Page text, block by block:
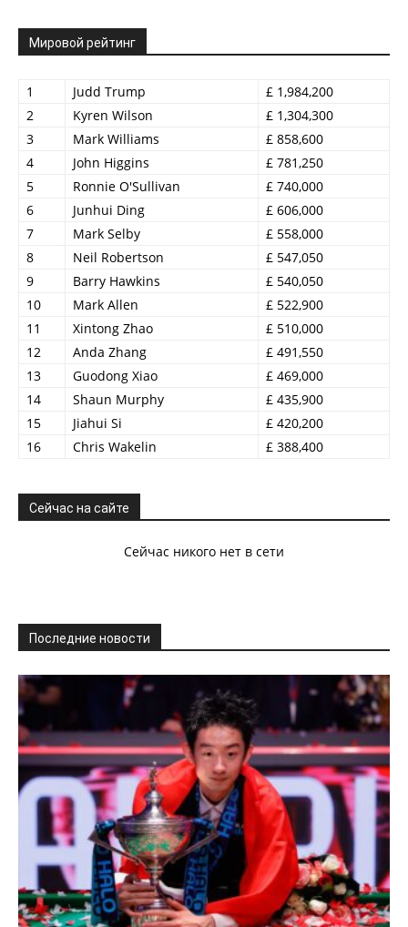
Мировой рейтинг
1 Judd Trump
£ 1,984,200
2
Kyren Wilson
£ 1,304,300
3
Mark Williams
£ 858,600
4
John Higgins
£ 781,250
5
Ronnie O'Sullivan
£ 740,000
6
Junhui Ding
£ 606,000
7
Mark Selby
£ 558,000
8
Neil Robertson
£ 547,050
9
Barry Hawkins
£ 540,050
10
Mark Allen
£ 522,900
11
Xintong Zhao
£ 510,000
12
Anda Zhang
£ 491,550
13
Guodong Xiao
£ 469,000
14
Shaun Murphy
£ 435,900
15
Jiahui Si
£ 420,200
16
Chris Wakelin £ 388,400
Сейчас на сайте
Сейчас никого нет в сети
Последние новости